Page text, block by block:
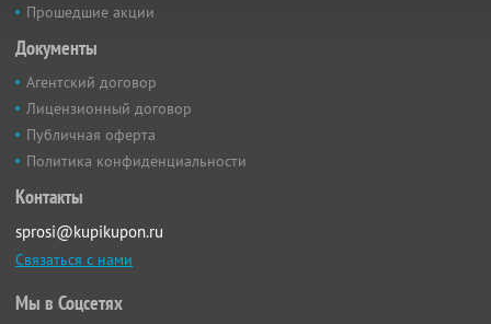
Прошедшие акции
Документы
Агентский договор
Лицензионный договор
Публичная оферта
Политика конфиденциальности
Контакты
sprosi@kupikupon.ru
Связаться с нами
Мы в Соцсетях